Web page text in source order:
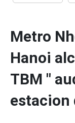
Metro
Hanoi
TBM "
estacion